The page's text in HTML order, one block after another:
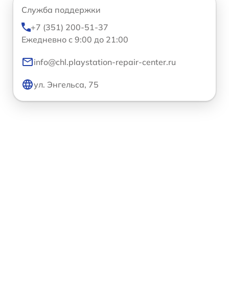
Служба поддержки
+7 (351) 200-51-37
Ежедневно с 9:00 до 21:00
info@chl.playstation-repair-center.ru
ул. Энгельса, 75